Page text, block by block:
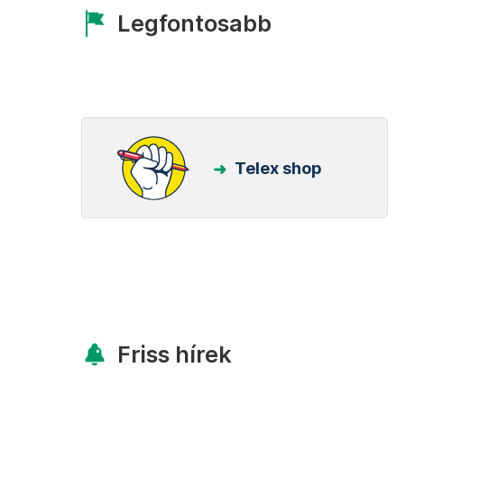
Legfontosabb
Telex shop
Friss hírek